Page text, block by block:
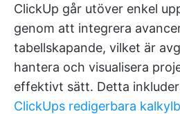
ClickUp går utöver enkel
genom att integrera
tabellskapande, vilket är
hantera och visualisera
effektivt sätt. Detta
ClickUps redigerbara